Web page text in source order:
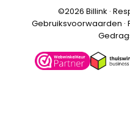
©️2026 Billink ·
Gebruiksvoorwaarden ·